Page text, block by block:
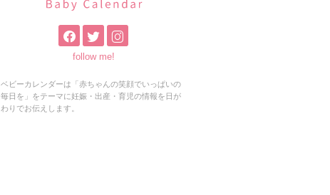
follow me!
ベビーカレンダーは「赤ちゃんの笑顔でいっぱいの
毎日を」をテーマに妊娠・出産・育児の情報を日が
わりでお伝えします。